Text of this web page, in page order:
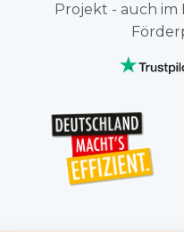
Projekt - auch im